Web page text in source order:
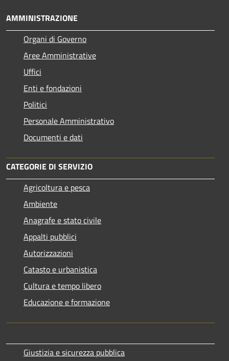
AMMINISTRAZIONE
Organi di Governo
Aree Amministrative
Uffici
Enti e fondazioni
Politici
Personale Amministrativo
Documenti e dati
CATEGORIE DI SERVIZIO
Agricoltura e pesca
Ambiente
Anagrafe e stato civile
Appalti pubblici
Autorizzazioni
Catasto e urbanistica
Cultura e tempo libero
Educazione e formazione
Giustizia e sicurezza pubblica